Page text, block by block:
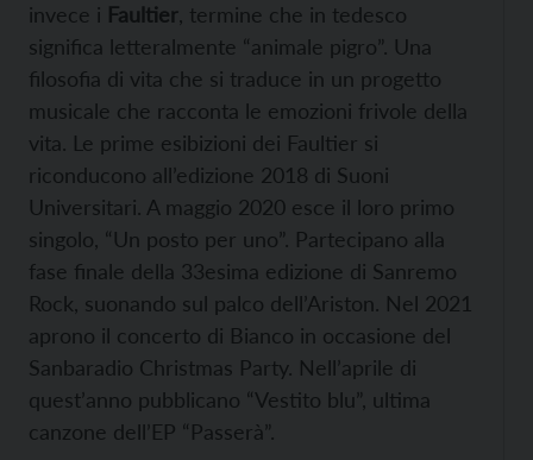
invece i Faultier , termine che in tedesco
significa letteralmente “animale pigro”. Una
filosofia di vita che si traduce in un progetto
musicale che racconta le emozioni frivole della
vita. Le prime esibizioni dei Faultier si
riconducono all’edizione 2018 di Suoni
Universitari. A maggio 2020 esce il loro primo
singolo, “Un posto per uno”. Partecipano alla
fase finale della 33esima edizione di Sanremo
Rock, suonando sul palco dell’Ariston. Nel 2021
aprono il concerto di Bianco in occasione del
Sanbaradio Christmas Party. Nell’aprile di
quest’anno pubblicano “Vestito blu”, ultima
canzone dell’EP “Passerà”.